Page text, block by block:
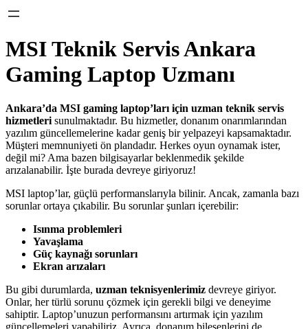
MSI Teknik Servis Ankara
Gaming Laptop Uzmanı
Ankara’da MSI gaming laptop’ları için uzman teknik servis
hizmetleri sunulmaktadır. Bu hizmetler, donanım onarımlarından
yazılım güncellemelerine kadar geniş bir yelpazeyi kapsamaktadır.
Müşteri memnuniyeti ön plandadır. Herkes oyun oynamak ister,
değil mi? Ama bazen bilgisayarlar beklenmedik şekilde
arızalanabilir. İşte burada devreye giriyoruz!
MSI laptop’lar, güçlü performanslarıyla bilinir. Ancak, zamanla bazı
sorunlar ortaya çıkabilir. Bu sorunlar şunları içerebilir:
Isınma problemleri
Yavaşlama
Güç kaynağı sorunları
Ekran arızaları
Bu gibi durumlarda, uzman teknisyenlerimiz devreye giriyor.
Onlar, her türlü sorunu çözmek için gerekli bilgi ve deneyime
sahiptir. Laptop’unuzun performansını artırmak için yazılım
güncellemeleri yapabiliriz. Ayrıca, donanım bileşenlerini de